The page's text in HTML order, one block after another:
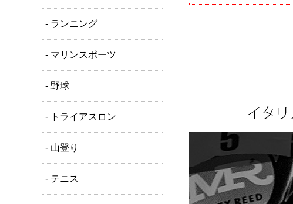
- ランニング
- マリンスポーツ
- 野球
- トライアスロン
- 山登り
- テニス